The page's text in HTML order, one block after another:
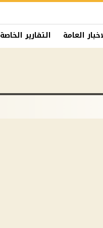
العامة التقارير الخاصة